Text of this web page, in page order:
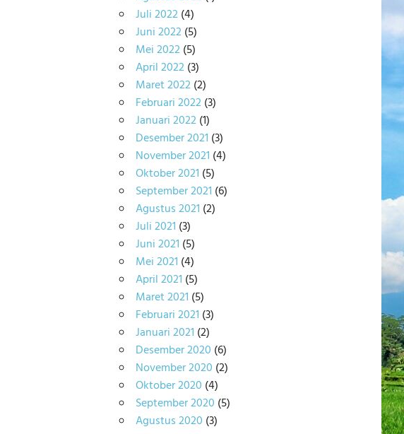
Juli 2022(4)
Juni 2022(5)
Mei 2022(5)
April 2022(3)
Maret 2022(2)
Februari 2022(3)
Januari 2022(1)
Desember 2021 (3)
November 2021 (4)
Oktober 2021 (5)
September 2021 (6)
Agustus 2021 (2)
Juli 2021 (3)
Juni 2021 (5)
Mei 2021 (4)
April 2021 (5)
Maret 2021 (5)
Februari 2021 (3)
Januari 2021 (2)
Desember 2020 (6)
November 2020 (2)
Oktober 2020 (4)
September 2020 (5)
Agustus 2020 (3)